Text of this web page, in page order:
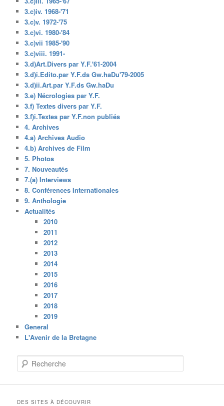
3.c)iv. 1968-'71
3.c)v. 1972-'75
3.c)vi. 1980-'84
3.c)vii 1985-'90
3.c)viii. 1991-
3.d)Art.Divers par Y.F.'61-2004
3.d)i.Edito.par Y.F.ds Gw.haDu'79-2005
3.d)ii.Art.par Y.F.ds Gw.haDu
3.e) Nécrologies par Y.F.
3.f) Textes divers par Y.F.
3.f)i.Textes par Y.F.non publiés
4. Archives
4.a) Archives Audio
4.b) Archives de Film
5. Photos
7. Nouveautés
7.(a) Interviews
8. Conférences Internationales
9. Anthologie
Actualités
2010
2011
2012
2013
2014
2015
2016
2017
2018
2019
General
L'Avenir de la Bretagne
e
e
DES SITES À DÉCOUVRIR